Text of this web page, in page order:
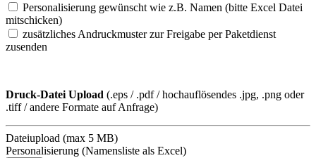
Personalisierung gewünscht wie z.B. Namen (bitte Excel Datei
mitschicken)
zusätzliches Andruckmuster zur Freigabe per Paketdienst
zusenden
Druck-Datei Upload (.eps / .pdf / hochauflösendes .jpg, .png oder
.tiff / andere Formate auf Anfrage)
Dateiupload (max 5 MB)
Personalisierung (Namensliste als Excel)